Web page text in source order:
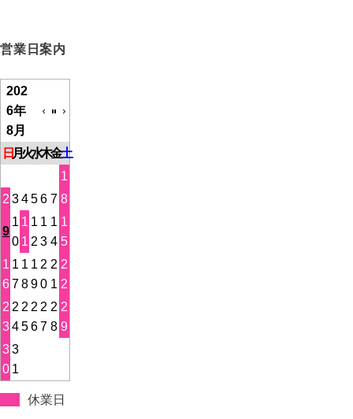
営業日案内
202
6年
8月
日月火水木金土
1
2 3456 7 8
9
1
0
1
1
1
2
1
3
1
4
1
5
1
6
1
7
1
8
1
9
2
0
2
1
2
2
2
3
2
4
2
5
2
6
2
7
2
8
2
9
3
0
3
1
休業日